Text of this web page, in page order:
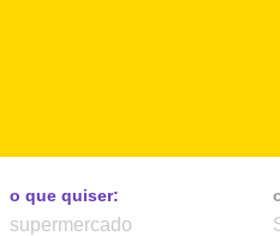
o que quiser: